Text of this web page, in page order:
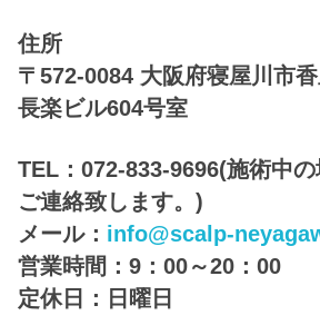
住所
〒572-0084 大阪府寝屋川市
長楽ビル604号室
TEL：072-833-9696(施術中
ご連絡致します。)
メール： info@scalp-
営業時間：9：00～20：00
定休日：日曜日